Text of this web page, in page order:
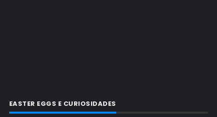
CONHEÇA BREAKING BAD
EASTER EGGS E CURIOSIDADES